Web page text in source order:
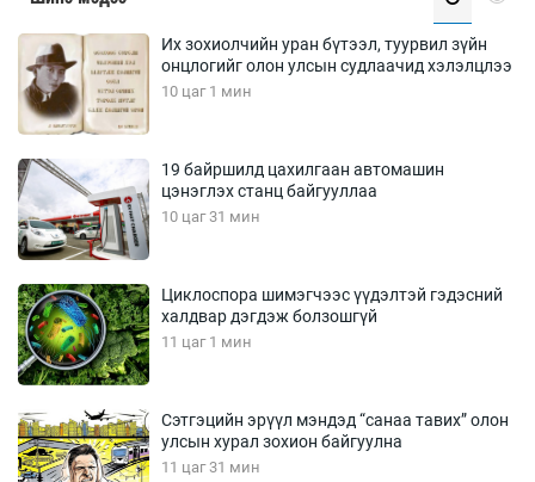
Их зохиолчийн уран бүтээл, туурвил зүйн
онцлогийг олон улсын судлаачид хэлэлцлээ
10 цаг 1 мин
19 байршилд цахилгаан автомашин
цэнэглэх станц байгууллаа
10 цаг 31 мин
Циклоспора шимэгчээс үүдэлтэй гэдэсний
халдвар дэгдэж болзошгүй
11 цаг 1 мин
Сэтгэцийн эрүүл мэндэд “санаа тавих” олон
улсын хурал зохион байгуулна
11 цаг 31 мин